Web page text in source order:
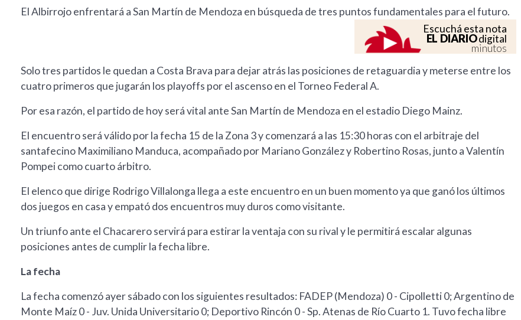
El Albirrojo enfrentará a San Martín de Mendoza en búsqueda de tres puntos fundamentales para el futuro.
Escuchá esta nota
EL DIARIOdigital
minutos
Solo tres partidos le quedan a Costa Brava para dejar atrás las posiciones de retaguardia y meterse entre los
cuatro primeros que jugarán los playoffs por el ascenso en el Torneo Federal A.
Por esa razón, el partido de hoy será vital ante San Martín de Mendoza en el estadio Diego Mainz.
El encuentro será válido por la fecha 15 de la Zona 3 y comenzará a las 15:30 horas con el arbitraje del
santafecino Maximiliano Manduca, acompañado por Mariano González y Robertino Rosas, junto a Valentín
Pompei como cuarto árbitro.
El elenco que dirige Rodrigo Villalonga llega a este encuentro en un buen momento ya que ganó los últimos
dos juegos en casa y empató dos encuentros muy duros como visitante.
Un triunfo ante el Chacarero servirá para estirar la ventaja con su rival y le permitirá escalar algunas
posiciones antes de cumplir la fecha libre.
La fecha
La fecha comenzó ayer sábado con los siguientes resultados: FADEP (Mendoza) 0 - Cipolletti 0; Argentino de
Monte Maíz 0 - Juv. Unida Universitario 0; Deportivo Rincón 0 - Sp. Atenas de Río Cuarto 1. Tuvo fecha libre